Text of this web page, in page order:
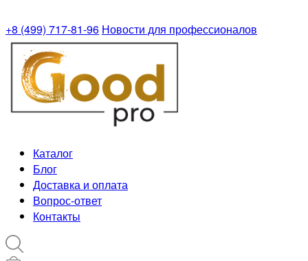
+8 (499) 717-81-96 Новости для профессионалов
Каталог
Блог
Доставка и оплата
Вопрос-ответ
Контакты